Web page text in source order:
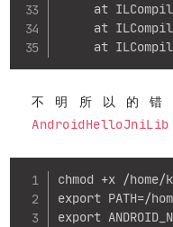
at
at
at
不明所以的
AndroidHelloJniLib
chmod +x /
export PATH=/
export